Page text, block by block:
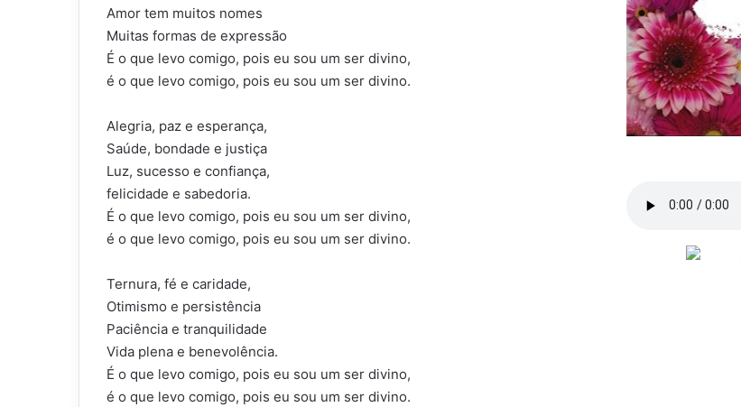
Amor tem muitos nomes
Muitas formas de expressão
É o que levo comigo, pois eu sou um ser divino,
é o que levo comigo, pois eu sou um ser divino.
Alegria, paz e esperança,
Saúde, bondade e justiça
Luz, sucesso e confiança,
felicidade e sabedoria.
É o que levo comigo, pois eu sou um ser divino,
é o que levo comigo, pois eu sou um ser divino.
Ternura, fé e caridade,
Otimismo e persistência
Paciência e tranquilidade
Vida plena e benevolência.
É o que levo comigo, pois eu sou um ser divino,
é o que levo comigo, pois eu sou um ser divino.